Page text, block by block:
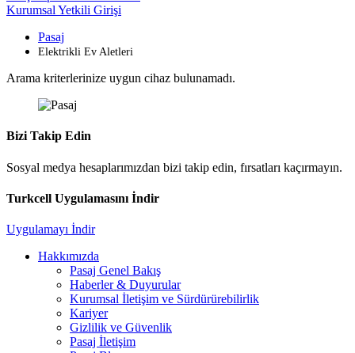
Kurumsal Yetkili Girişi
Pasaj
Elektrikli Ev Aletleri
Arama kriterlerinize uygun cihaz bulunamadı.
Bizi Takip Edin
Sosyal medya hesaplarımızdan bizi takip edin, fırsatları kaçırmayın.
Turkcell Uygulamasını İndir
Uygulamayı İndir
Hakkımızda
Pasaj Genel Bakış
Haberler & Duyurular
Kurumsal İletişim ve Sürdürürebilirlik
Kariyer
Gizlilik ve Güvenlik
Pasaj İletişim